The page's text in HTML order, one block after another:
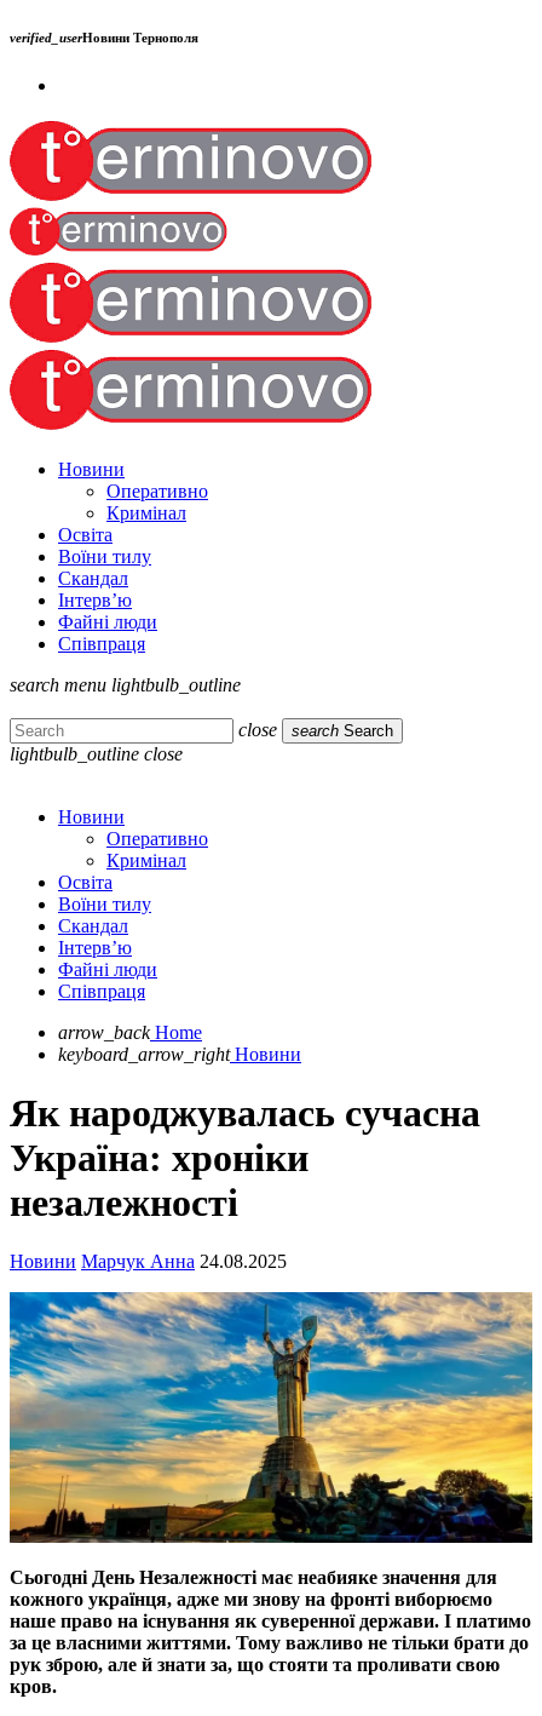
verified_userНовини Тернополя
Новини
Оперативно
Кримінал
Освіта
Воїни тилу
Скандал
Інтерв’ю
Файні люди
Співпраця
search menu lightbulb_outline
close search Search
lightbulb_outline close
Новини
Оперативно
Кримінал
Освіта
Воїни тилу
Скандал
Інтерв’ю
Файні люди
Співпраця
arrow_back Home
keyboard_arrow_right Новини
Як народжувалась сучасна
Україна: хроніки
незалежності
Новини Марчук Анна 24.08.2025
Сьогодні День Незалежності має неабияке значення для
кожного українця, адже ми знову на фронті виборюємо
наше право на існування як суверенної держави. І платимо
за це власними життями. Тому важливо не тільки брати до
рук зброю, але й знати за, що стояти та проливати свою
кров.